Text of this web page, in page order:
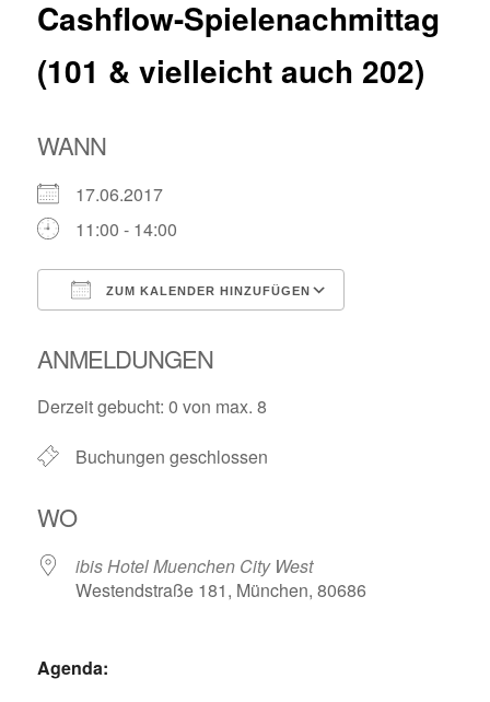
Cashflow-Spielenachmittag
(101 & vielleicht auch 202)
WANN
17.06.2017
11:00 - 14:00
ZUM KALENDER HINZUFÜGEN
ANMELDUNGEN
Derzeit gebucht: 0 von max. 8
Buchungen geschlossen
WO
ibis Hotel Muenchen City West
Westendstraße 181, München, 80686
Agenda: